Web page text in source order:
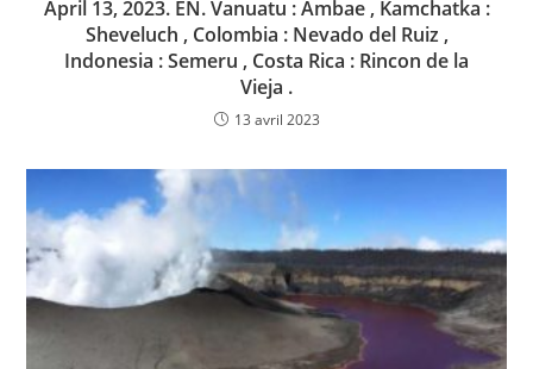
April 13, 2023. EN. Vanuatu : Ambae , Kamchatka :
Sheveluch , Colombia : Nevado del Ruiz ,
Indonesia : Semeru , Costa Rica : Rincon de la
Vieja .
13 avril 2023